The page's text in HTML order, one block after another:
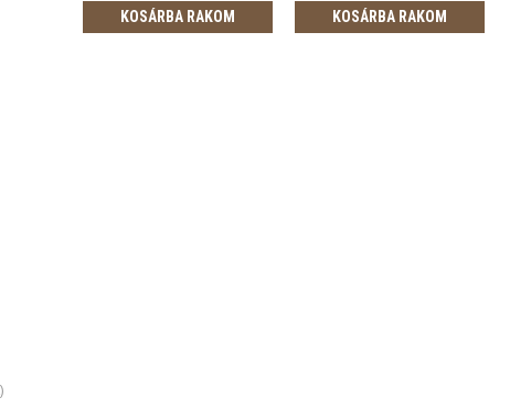
KOSÁRBA RAKOM KOSÁRBA RAKOM